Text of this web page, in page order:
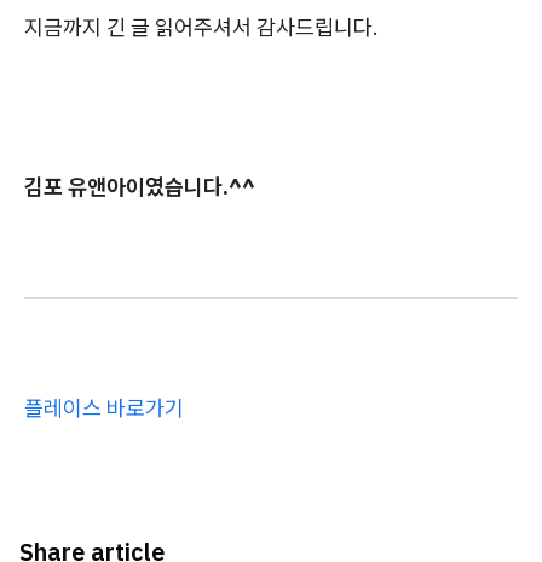
지금까지 긴 글 읽어주셔서 감사드립니다.
김포 유앤아이였습니다.^^
플레이스 바로가기
Share article